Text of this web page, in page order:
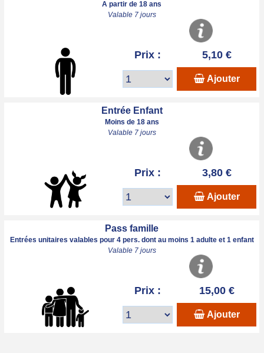
A partir de 18 ans
Valable 7 jours
Prix : 5,10 €
Ajouter
Entrée Enfant
Moins de 18 ans
Valable 7 jours
Prix : 3,80 €
Ajouter
Pass famille
Entrées unitaires valables pour 4 pers. dont au moins 1 adulte et 1 enfant
Valable 7 jours
Prix : 15,00 €
Ajouter